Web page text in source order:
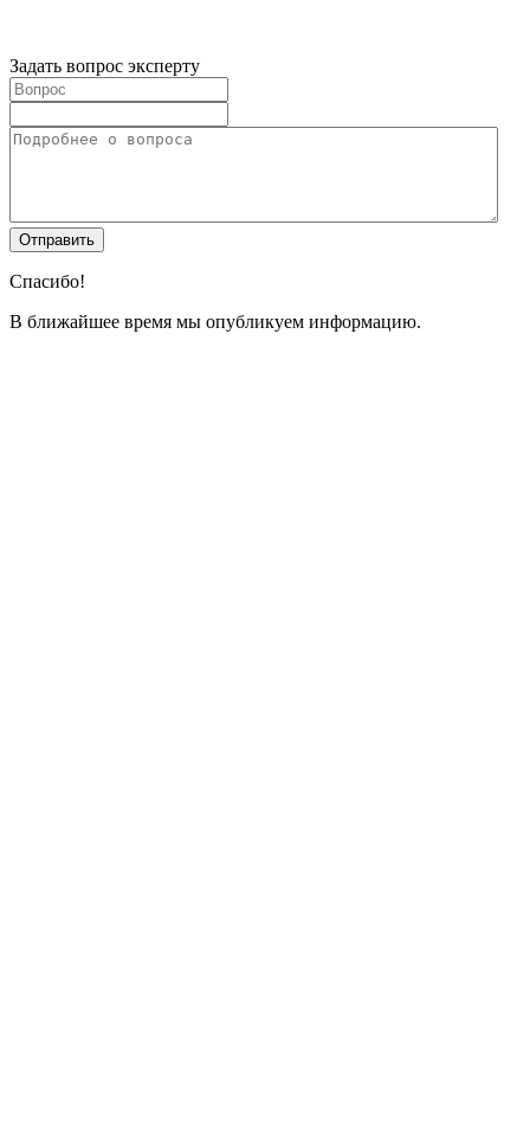
Задать вопрос эксперту
Спасибо!
В ближайшее время мы опубликуем информацию.